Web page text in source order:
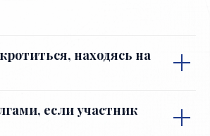
находясь на
если участник